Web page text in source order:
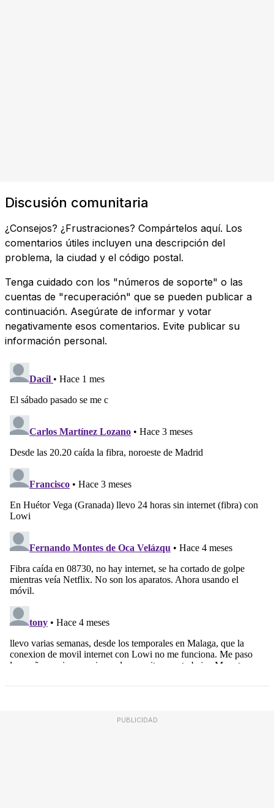
Discusión comunitaria
¿Consejos? ¿Frustraciones? Compártelos aquí. Los
comentarios útiles incluyen una descripción del
problema, la ciudad y el código postal.
Tenga cuidado con los "números de soporte" o las
cuentas de "recuperación" que se pueden publicar a
continuación. Asegúrate de informar y votar
negativamente esos comentarios. Evite publicar su
información personal.
PUBLICIDAD